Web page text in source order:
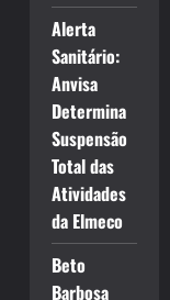
Alerta
Sanitário:
Anvisa
Determina
Suspensão
Total das
Atividades
da Elmeco
Beto
Barbosa